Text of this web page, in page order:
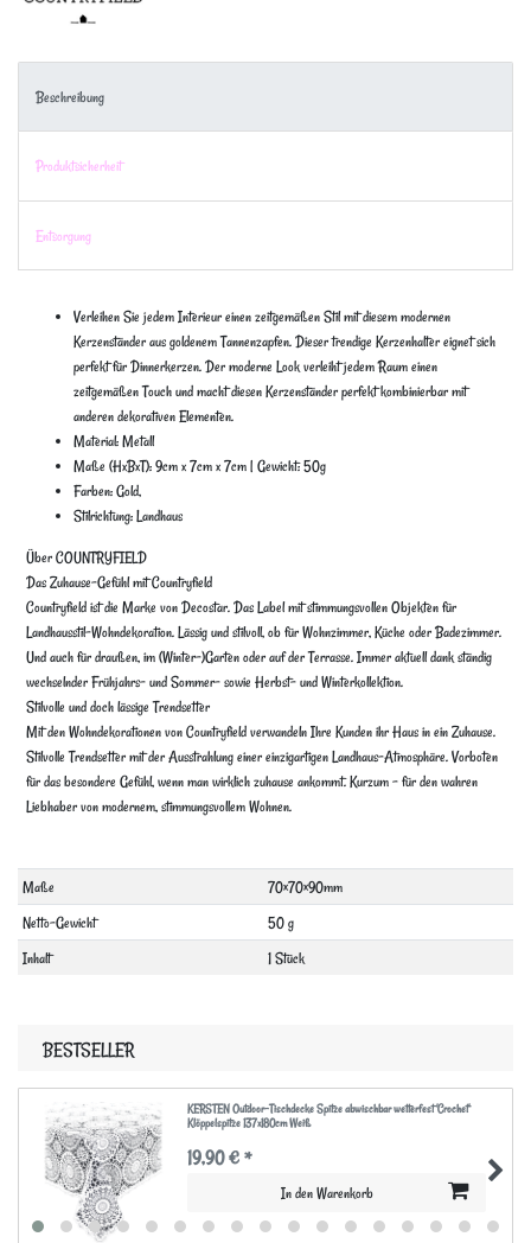
Beschreibung
Produktsicherheit
Entsorgung
Verleihen Sie jedem Interieur einen zeitgemäßen Stil mit diesem modernen
Kerzenständer aus goldenem Tannenzapfen. Dieser trendige Kerzenhalter eignet sich
perfekt für Dinnerkerzen. Der moderne Look verleiht jedem Raum einen
zeitgemäßen Touch und macht diesen Kerzenständer perfekt kombinierbar mit
anderen dekorativen Elementen.
Material: Metall
Maße (HxBxT): 9cm x 7cm x 7cm | Gewicht: 50g
Farben: Gold,
Stilrichtung: Landhaus
Über COUNTRYFIELD
Das Zuhause-Gefühl mit Countryfield
Countryfield ist die Marke von Decostar. Das Label mit stimmungsvollen Objekten für
Landhausstil-Wohndekoration. Lässig und stilvoll, ob für Wohnzimmer, Küche oder Badezimmer.
Und auch für draußen, im (Winter-)Garten oder auf der Terrasse. Immer aktuell dank ständig
wechselnder Frühjahrs- und Sommer- sowie Herbst- und Winterkollektion.
Stilvolle und doch lässige Trendsetter
Mit den Wohndekorationen von Countryfield verwandeln Ihre Kunden ihr Haus in ein Zuhause.
Stilvolle Trendsetter mit der Ausstrahlung einer einzigartigen Landhaus-Atmosphäre. Vorboten
für das besondere Gefühl, wenn man wirklich zuhause ankommt. Kurzum – für den wahren
Liebhaber von modernem, stimmungsvollem Wohnen.
Technisches
Merkmal
Wert
Maße
70×70×90mm
Netto-Gewicht
50 g
Inhalt
1 Stück
BESTSELLER
KERSTEN Outdoor-Tischdecke Spitze abwischbar wetterfest 'Crochet'
Klöppelspitze 137x180cm Weiß
19,90 € *
In den Warenkorb